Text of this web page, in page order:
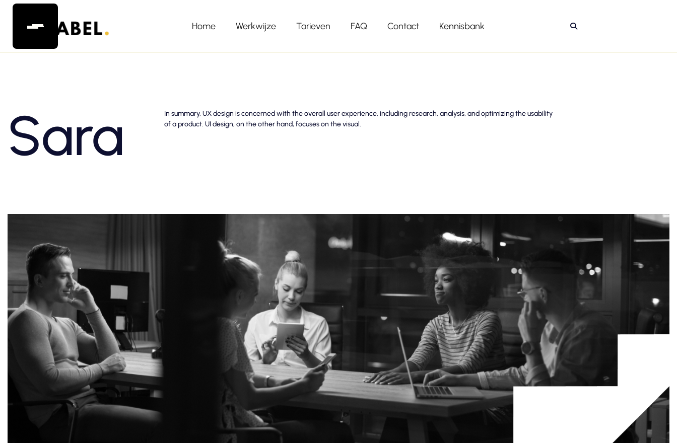
Home Werkwijze Tarieven FAQ Contact Kennisbank 
Sara
In summary, UX design is concerned with the overall user experience, including research, analysis, and optimizing the usability
of a product. UI design, on the other hand, focuses on the visual.